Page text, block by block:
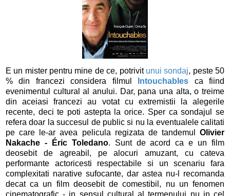
E un mister pentru mine de ce, potrivit unui sondaj, peste 50
% din francezi considera filmul
Intouchables ca fiind
evenimentul cultural al anului. Dar, pana una alta, o treime
din aceiasi francezi au votat cu extremistii la alegerile
recente, deci te poti astepta la orice. Sper ca sondajul se
refera doar la succesul de public si nu la eventualele calitati
pe care le-ar avea pelicula regizata de tandemul Olivier
Nakache - Éric Toledano. Sunt de acord ca e un film
deosebit de agreabil, pe alocuri amuzant, cu cateva
performante actoricesti respectabile si un scenariu fara
complexitati narative sufocante, dar astea nu-l recomanda
decat ca un film deosebit de comestibil, nu un fenomen
cinematografic - in sensul cultural al termenului nu in cel